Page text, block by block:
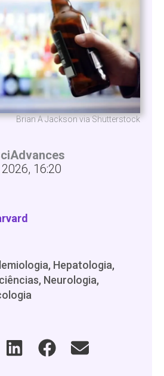
Brian A Jackson via Shutterstock
16:20
Hepatologia,
Neurologia,